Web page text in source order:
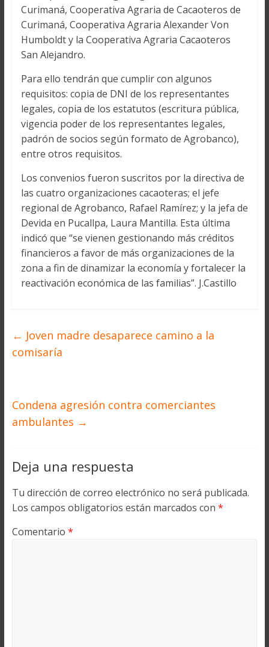
Curimaná, Cooperativa Agraria de Cacaoteros de
Curimaná, Cooperativa Agraria Alexander Von
Humboldt y la Cooperativa Agraria Cacaoteros
San Alejandro.
Para ello tendrán que cumplir con algunos
requisitos: copia de DNI de los representantes
legales, copia de los estatutos (escritura pública,
vigencia poder de los representantes legales,
padrón de socios según formato de Agrobanco),
entre otros requisitos.
Los convenios fueron suscritos por la directiva de
las cuatro organizaciones cacaoteras; el jefe
regional de Agrobanco, Rafael Ramírez; y la jefa de
Devida en Pucallpa, Laura Mantilla. Esta última
indicó que “se vienen gestionando más créditos
financieros a favor de más organizaciones de la
zona a fin de dinamizar la economía y fortalecer la
reactivación económica de las familias”. J.Castillo
← Joven madre desaparece camino a la
comisaría
Condena agresión contra comerciantes
ambulantes →
Deja una respuesta
Tu dirección de correo electrónico no será publicada.
Los campos obligatorios están marcados con *
Comentario *